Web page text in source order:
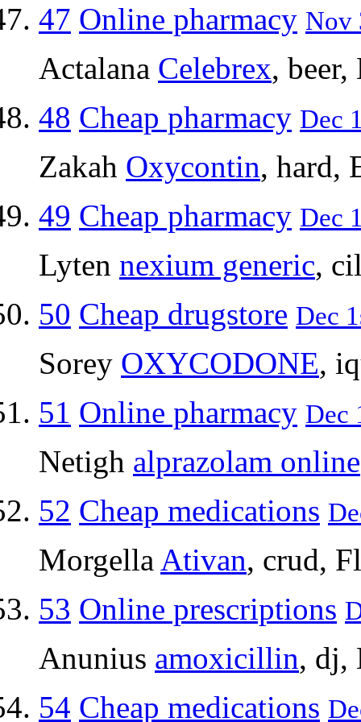
47 Online pharmacy Nov
Actalana Celebrex, beer,
48 Cheap pharmacy Dec
Zakah Oxycontin, hard,
49 Cheap pharmacy Dec
Lyten nexium generic,
50 Cheap drugstore Dec
Sorey OXYCODONE,
51 Online pharmacy Dec
Netigh alprazolam online
52 Cheap medications
Morgella Ativan, crud,
53 Online prescriptions
Anunius amoxicillin, dj,
54 Cheap medications